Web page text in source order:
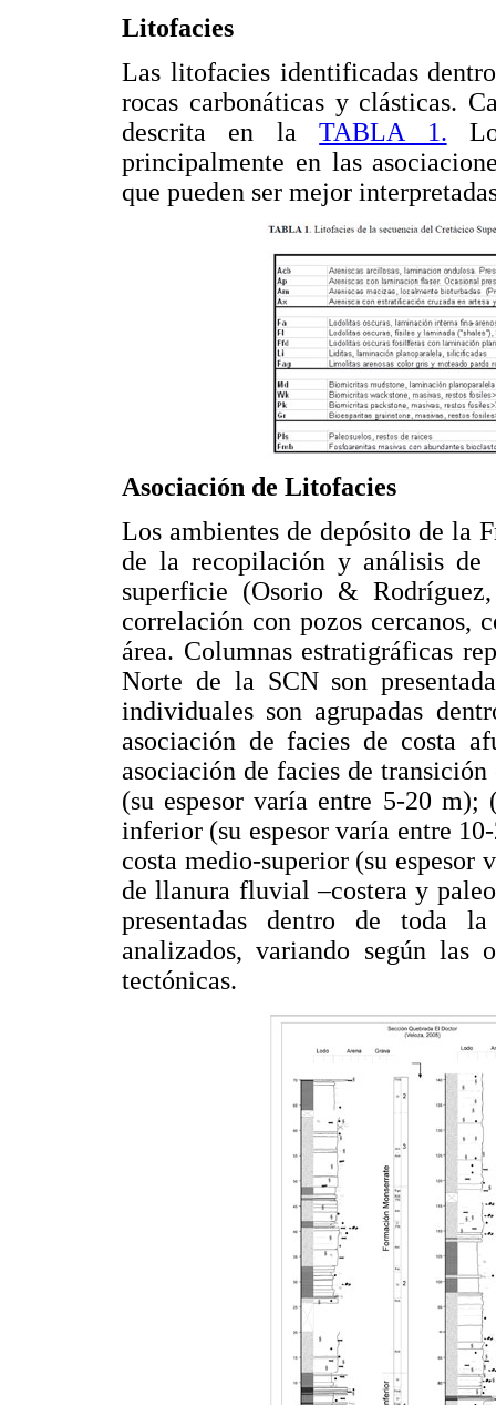
Litofacies
Las litofacies identificadas
rocas carbonáticas y clásticas.
descrita en laTABLA 1.
principalmente en las
que pueden ser mejor
Asociación de Litofacies
Los ambientes de depósito de la
de la recopilación y análisis de
superficie (Osorio &
correlación con pozos cercanos,
área. Columnas estratigráficas
Norte de la SCN son
individuales son agrupadas
asociación de facies de costa
asociación de facies de
(su espesor varía entre 5-20 m);
inferior (su espesor varía entre
costa medio-superior (su
de llanura fluvial –costera y
presentadas dentro de toda
analizados, variando según las
tectónicas.